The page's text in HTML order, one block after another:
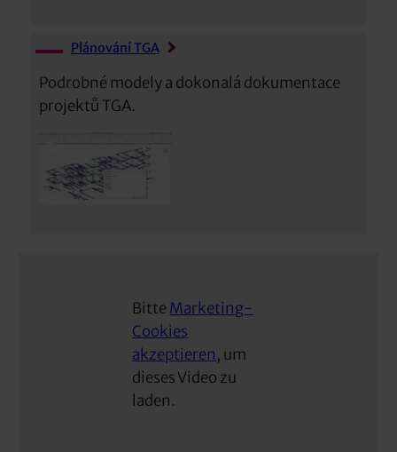
Plánování TGA
Podrobné modely a dokonalá dokumentace
projektů TGA.
Bitte Marketing-
Cookies
akzeptieren, um
dieses Video zu
laden.